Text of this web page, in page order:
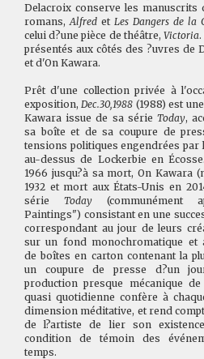
Delacroix conserve les manuscrits
romans,Alfred et Les Dangers de la
celui d?une pièce de théâtre, Victoria
présentés aux côtés des ?uvres de
et d'On Kawara.
Prêt d'une collection privée à
exposition, Dec.30,1988 (1988) est
Kawara issue de sa série Today,
sa boîte et de sa coupure de
tensions politiques engendrées par
au-dessus de Lockerbie en
1966 jusqu?à sa mort, On Kawara
1932 et mort aux États-Unis en
série Today(communément
Paintings") consistant en une
correspondant au jour de leurs
sur un fond monochromatique et
de boîtes en carton contenant la
un coupure de presse d?un
production presque mécanique
quasi quotidienne confère à
dimension méditative, et rend
de l?artiste de lier son
condition de témoin des
temps.